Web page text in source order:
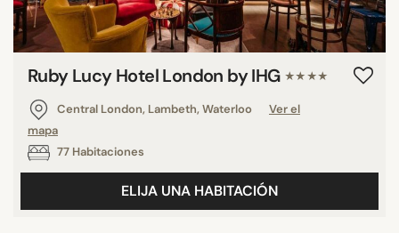
Ruby Lucy Hotel London by IHG ★★★★
Central London, Lambeth, Waterloo
Ver el
mapa
77 Habitaciones
ELIJA UNA HABITACIÓN